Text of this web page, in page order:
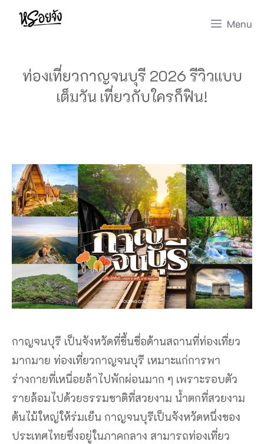
Skip
Menu
ท่องเที่ยวกาญจนบุรี 2026 รีวิวแบบ
เต็มวัน เที่ยวกับใครก็ฟิน!
กาญจนบุรี เป็นจังหวัดที่ขึ้นชื่อด้านสถานที่ท่องเที่ยว
มากมาย ท่องเที่ยวกาญจนบุรี เหมาะแก่การพา
ร่างกายที่เหนื่อยล้าไปพักผ่อนมาก ๆ เพราะรอบตัว
รายล้อมไปด้วยธรรมชาติที่สวยงาม น้ำตกที่สวยงาม
ต้นไม้ใหญ่ให้ร่มเย็น กาญจนบุรีเป็นจังหวัดหนึ่งของ
ประเทศไทยซึ่งอยู่ในภาคกลาง สามารถท่องเที่ยว